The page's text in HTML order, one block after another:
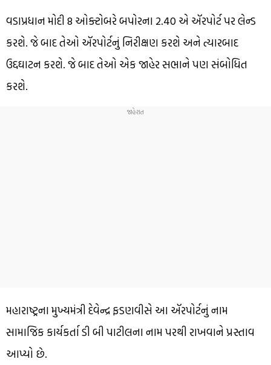
વડાપ્રધાન મોદી 8 ઓક્ટોબરે બપોરના 2.40 એ ઍરપોર્ટ પર લેન્ડ
કરશે. જે બાદ તેઓ ઍરપોર્ટનું નિરીક્ષણ કરશે અને ત્યારબાદ
ઉદ્દઘાટન કરશે. જે બાદ તેઓ એક જાહેર સભાને પણ સંબોધિત
કરશે.
મહારાષ્ટ્રના મુખ્યમંત્રી દેવેન્દ્ર ફડણવીસે આ ઍરપોર્ટનું નામ
સામાજિક કાર્યકર્તા ડી બી પાટીલના નામ પરથી રાખવાને પ્રસ્તાવ
આપ્યો છે.